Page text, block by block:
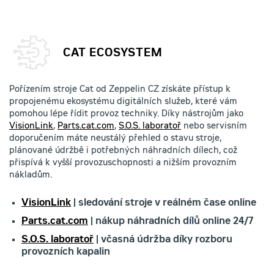
CAT ECOSYSTEM
Pořízením stroje Cat od Zeppelin CZ získáte přístup k
propojenému ekosystému digitálních služeb, které vám
pomohou lépe řídit provoz techniky. Díky nástrojům jako
VisionLink, Parts.cat.com, S.O.S. laboratoř nebo servisním
doporučením máte neustálý přehled o stavu stroje,
plánované údržbě i potřebných náhradních dílech, což
přispívá k vyšší provozuschopnosti a nižším provozním
nákladům.
VisionLink | sledování stroje v reálném čase online
Parts.cat.com | nákup náhradních dílů online 24/7
S.O.S. laboratoř | včasná údržba díky rozboru
provozních kapalin